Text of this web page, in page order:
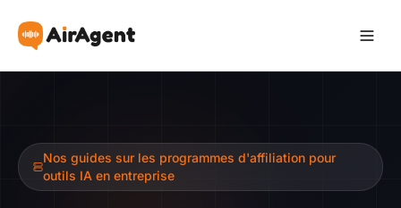
Recommander
Nos guides sur les programmes d'affiliation pour
outils IA en entreprise